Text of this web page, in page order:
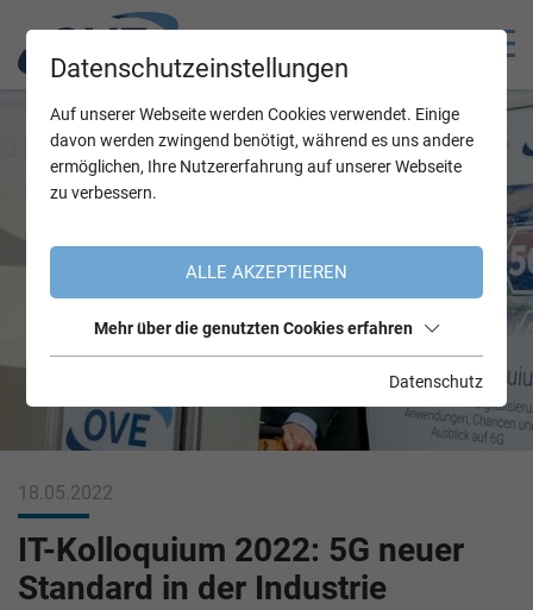
18.05.2022
IT-Kolloquium 2022: 5G neuer
Standard in der Industrie
Datenschutzeinstellungen
Auf unserer Webseite werden Cookies verwendet. Einige
davon werden zwingend benötigt, während es uns andere
ermöglichen, Ihre Nutzererfahrung auf unserer Webseite
zu verbessern.
ALLE AKZEPTIEREN
Mehr über die genutzten Cookies erfahren
Datenschutz